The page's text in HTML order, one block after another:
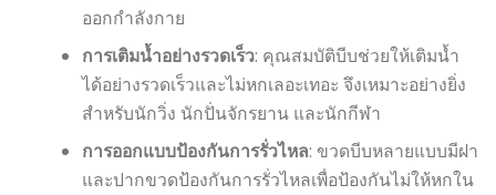
ออกกำลังกาย
การเติมน้ำอย่างรวดเร็ว: คุณสมบัติบีบช่วยให้เติมน้ำ
ได้อย่างรวดเร็วและไม่หกเลอะเทอะ จึงเหมาะอย่างยิ่ง
สำหรับนักวิ่ง นักปั่นจักรยาน และนักกีฬา
การออกแบบป้องกันการรั่วไหล: ขวดบีบหลายแบบมีฝา
และปากขวดป้องกันการรั่วไหลเพื่อป้องกันไม่ให้หกใน